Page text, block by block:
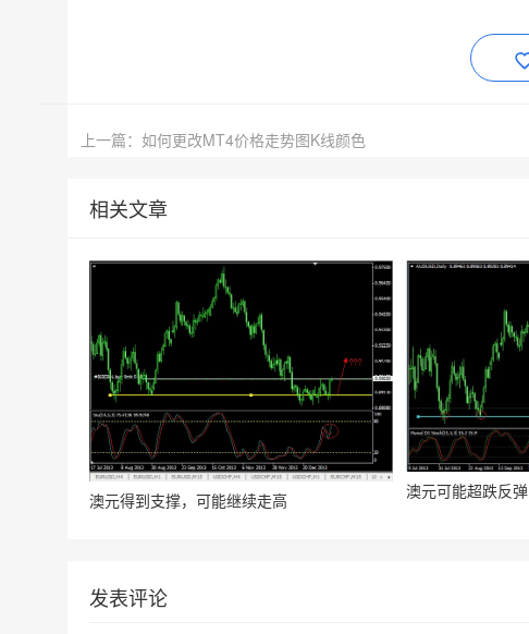
上一篇：如何更改MT4价格走势图K线颜色
相关文章
澳元得到支撑，可能继续走高 澳元可能超跌反弹
发表评论